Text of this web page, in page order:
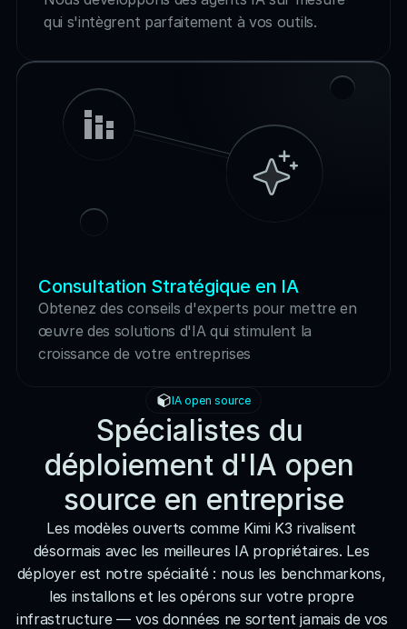
                 else:
                     return "No activation needed.
                 return f"Current operational mode:
{self.current_mode}"
qui s'intègrent parfaitement à vos outils.
Consultation Stratégique en IA
Obtenez des conseils d'experts pour mettre en
œuvre des solutions d'IA qui stimulent la
croissance de votre entreprises
IA open source
Spécialistes du
déploiement d'IA open
source en entreprise
Les modèles ouverts comme Kimi K3 rivalisent
désormais avec les meilleures IA propriétaires. Les
déployer est notre spécialité : nous les benchmarkons,
les installons et les opérons sur votre propre
infrastructure — vos données ne sortent jamais de vos